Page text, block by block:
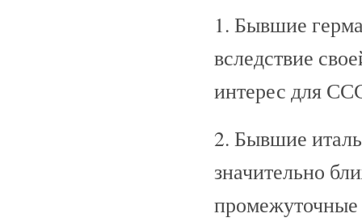
1. Бывшие
вследствие
интерес для
2. Бывшие
значительно